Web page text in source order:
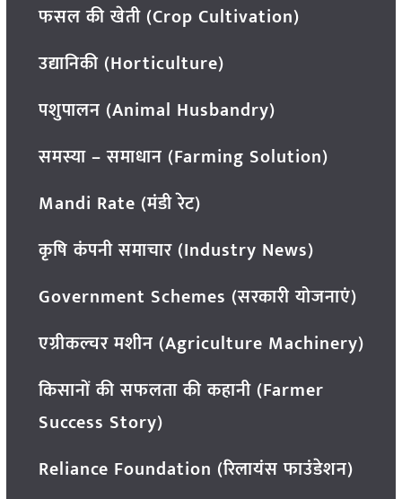
फसल की खेती (Crop Cultivation)
उद्यानिकी (Horticulture)
पशुपालन (Animal Husbandry)
समस्या – समाधान (Farming Solution)
Mandi Rate (मंडी रेट)
कृषि कंपनी समाचार (Industry News)
Government Schemes (सरकारी योजनाएं)
एग्रीकल्चर मशीन (Agriculture Machinery)
किसानों की सफलता की कहानी (Farmer
Success Story)
Reliance Foundation (रिलायंस फाउंडेशन)